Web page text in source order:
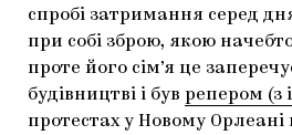
спробі затримання серед
при собі зброю, якою
проте його сім’я це
будівництві і був репером (з
протестах у Новому Орлеані